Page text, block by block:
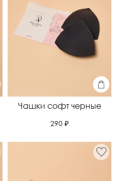
Чашки софт черные
290 ₽